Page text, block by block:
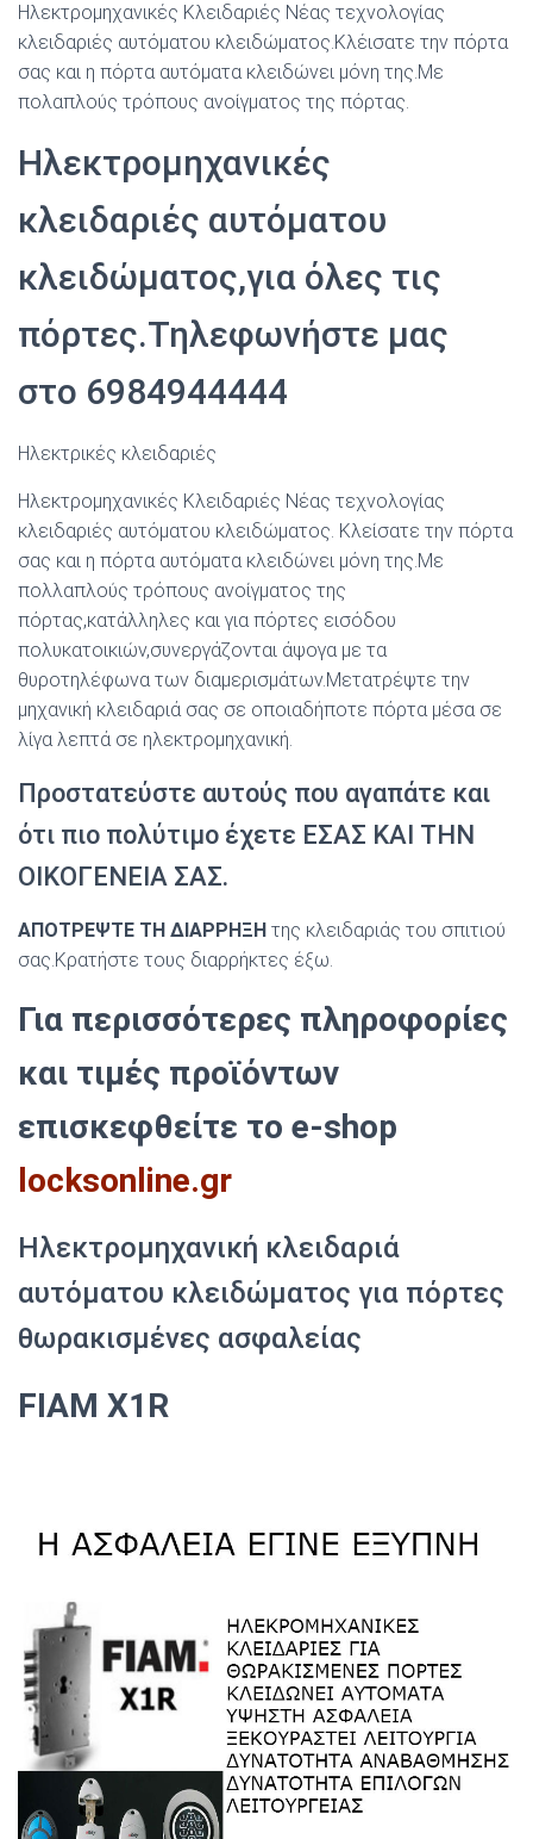
Ηλεκτρομηχανικές Κλειδαριές Νέας τεχνολογίας
κλειδαριές αυτόματου κλειδώματος.Κλέισατε την πόρτα
σας και η πόρτα αυτόματα κλειδώνει μόνη της.Με
πολαπλούς τρόπους ανοίγματος της πόρτας.
Ηλεκτρομηχανικές
κλειδαριές αυτόματου
κλειδώματος,για όλες τις
πόρτες.Τηλεφωνήστε μας
στο 6984944444
Ηλεκτρικές κλειδαριές
Ηλεκτρομηχανικές Κλειδαριές Νέας τεχνολογίας
κλειδαριές αυτόματου κλειδώματος. Κλείσατε την πόρτα
σας και η πόρτα αυτόματα κλειδώνει μόνη της.Με
πολλαπλούς τρόπους ανοίγματος της
πόρτας,κατάλληλες και για πόρτες εισόδου
πολυκατοικιών,συνεργάζονται άψογα με τα
θυροτηλέφωνα των διαμερισμάτων.Μετατρέψτε την
μηχανική κλειδαριά σας σε οποιαδήποτε πόρτα μέσα σε
λίγα λεπτά σε ηλεκτρομηχανική.
Προστατεύστε αυτούς που αγαπάτε και
ότι πιο πολύτιμο έχετε ΕΣΑΣ ΚΑΙ ΤΗΝ
ΟΙΚΟΓΕΝΕΙΑ ΣΑΣ.
ΑΠΟΤΡΕΨΤΕ ΤΗ ΔΙΑΡΡΗΞΗ της κλειδαριάς του σπιτιού
σας.Κρατήστε τους διαρρήκτες έξω.
Για περισσότερες πληροφορίες
και τιμές προϊόντων
επισκεφθείτε το e-shop
locksonline.gr
Ηλεκτρομηχανική κλειδαριά
αυτόματου κλειδώματος για πόρτες
θωρακισμένες ασφαλείας
FIAM X1R